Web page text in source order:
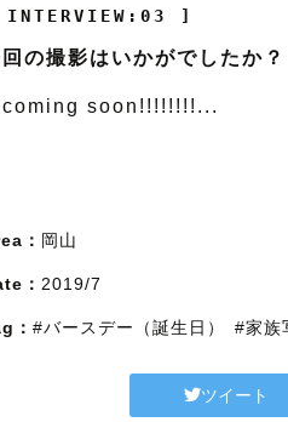
]
の撮影はいかがでしたか？
coming soon!!!!!!!!...
： 岡山
： 2019/7
： #バースデー（誕生日） #家族
ツイート